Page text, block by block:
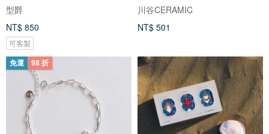
型爵
NT$ 850
可客製
川谷CERAMIC
NT$ 501
免運 98 折